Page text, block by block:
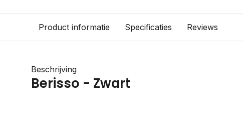
Product informatie Specificaties Reviews
Beschrijving
Berisso - Zwart